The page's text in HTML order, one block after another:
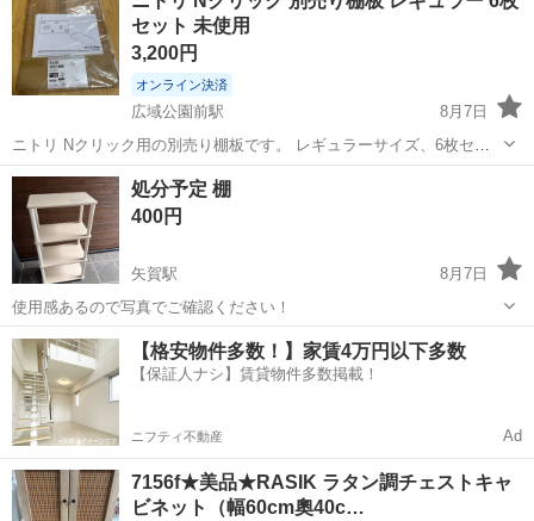
セット 未使用
3,200円
オンライン決済
広域公園前駅
8月7日
ニトリ Nクリック用の別売り棚板です。 レギュラーサイズ、6枚セッ
トです。 6枚とも未使用で、 ・5枚 → 未開封 ・1枚 → 開封済みです
広島 広島市 広域公園前駅
処分予定 棚
400円
矢賀駅
8月7日
使用感あるので写真でご確認ください！
広島 広島市 矢賀駅 収納家具
【格安物件多数！】家賃4万円以下多数
【保証人ナシ】賃貸物件多数掲載！
ニフティ不動産 Ad
7156f★美品★RASIK ラタン調チェストキャ
ビネット（幅60cm奧40c…